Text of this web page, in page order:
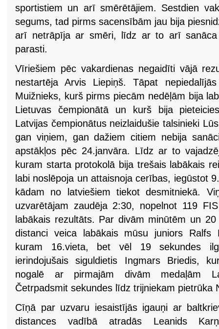
sportistiem un arī smērētājiem. Sestdien
segums, tad pirms sacensībām jau bija
arī netrāpīja ar smēri, līdz ar to arī sanāca
parasti.
Vīriešiem pēc vakardienas negaidīti vājā
nestartēja Arvis Liepiņš. Tāpat
Muižnieks, kurš pirms piecām nedēļām bija
Lietuvas čempionātā un kurš bija
Latvijas čempionātus neizlaidušie talsinieki
gan viņiem, gan dažiem citiem nebija
apstākļos pēc 24.janvāra. Līdz ar to
kuram starta protokolā bija trešais labākais
labi noslēpoja un attaisnoja cerības, iegūstot
kādam no latviešiem tiekot desmitniekā.
uzvarētājam zaudēja 2:30, nopelnot 119
labākais rezultāts. Par divām minūtēm un
distanci veica labākais mūsu juniors Ralfs
kuram 16.vieta, bet vēl 19 sekundes
ierindojušais siguldietis Ingmars Briedis,
nogalē ar pirmajām divām medaļām
Četrpadsmit sekundes līdz trijniekam pietrūka
Cīņā par uzvaru iesaistījās igauņi ar
distances vadībā atradās Leanids